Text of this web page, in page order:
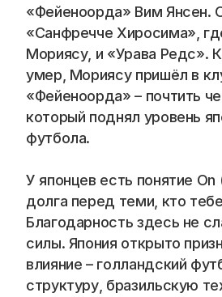
COMMUNITY
Join
Events
Experts
📞 Спросить
«Фейеноорда» Вим Янсен.
«Санфречче Хиросима»,
Мориясу, и «Урава Редс».
умер, Мориясу пришёл в
«Фейеноорда» – почтить
который поднял уровень
футбола.
У японцев есть понятие On
долга перед теми, кто
Благодарность здесь не
силы. Япония открыто
влияние – голландский
структуру, бразильскую